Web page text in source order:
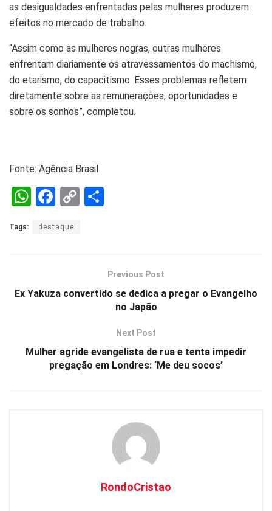
as desigualdades enfrentadas pelas mulheres produzem
efeitos no mercado de trabalho.
“Assim como as mulheres negras, outras mulheres
enfrentam diariamente os atravessamentos do machismo,
do etarismo, do capacitismo. Esses problemas refletem
diretamente sobre as remunerações, oportunidades e
sobre os sonhos”, completou.
Fonte: Agência Brasil
W
at
p
F
ce
o
C
k
Tags: destaque
Previous Post
Ex Yakuza convertido se dedica a pregar o Evangelho
no Japão
Next Post
Mulher agride evangelista de rua e tenta impedir
pregação em Londres: ‘Me deu socos’
RondoCristao